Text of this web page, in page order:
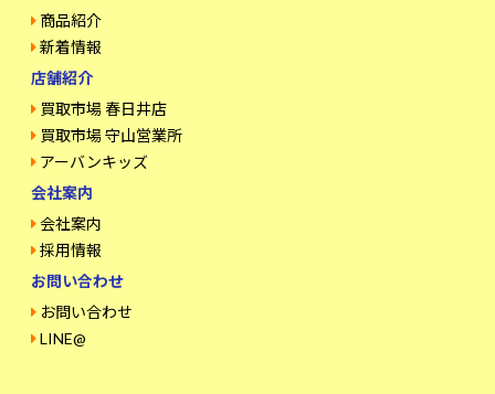
商品紹介
新着情報
店舗紹介
買取市場 春日井店
買取市場 守山営業所
アーバンキッズ
会社案内
会社案内
採用情報
お問い合わせ
お問い合わせ
LINE@